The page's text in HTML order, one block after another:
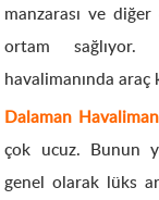
manzarası ve
ortam sağlıyor.
havalimanında
Dalaman
çok ucuz. Bunun
genel olarak lüks